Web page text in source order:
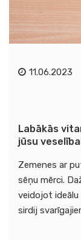
11.06.2023
Labākās
jūsu
Zemenes ar
sēņu mērci.
veidojot
sirdij